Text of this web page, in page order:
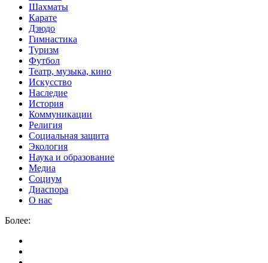
Шахматы
Карате
Дзюдо
Гимнастика
Туризм
Футбол
Театр, музыка, кино
Искусство
Наследие
История
Коммуникации
Религия
Социальная защита
Экология
Наука и образование
Медиа
Социум
Диаспора
О нас
Более: